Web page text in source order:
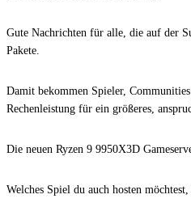
Gute Nachrichten für alle, die auf der
Pakete.
Damit bekommen Spieler,
Rechenleistung für ein größeres,
Die neuen Ryzen 9 9950X3D
Welches Spiel du auch hosten